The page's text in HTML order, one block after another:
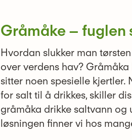
Gråmåke – fuglen
Hvordan slukker man
over verdens hav?
sitter noen spesielle kjertler.
for salt til å drikkes, skiller
gråmåka drikke saltvann og
løsningen finner vi hos